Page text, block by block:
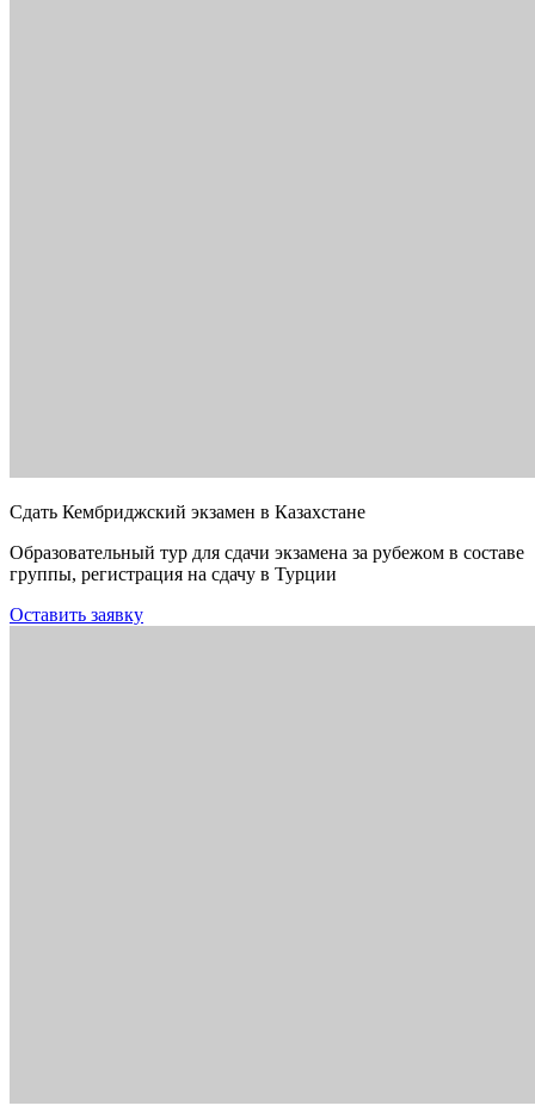
Сдать Кембриджский экзамен в Казахстане
Образовательный тур для сдачи экзамена за рубежом в составе
группы, регистрация на сдачу в Турции
Оставить заявку